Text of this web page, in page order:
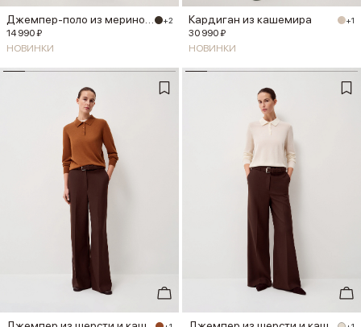
+2
14 990 ₽
НОВИНКИ
Кардиган из кашемира +1
30 990 ₽
НОВИНКИ